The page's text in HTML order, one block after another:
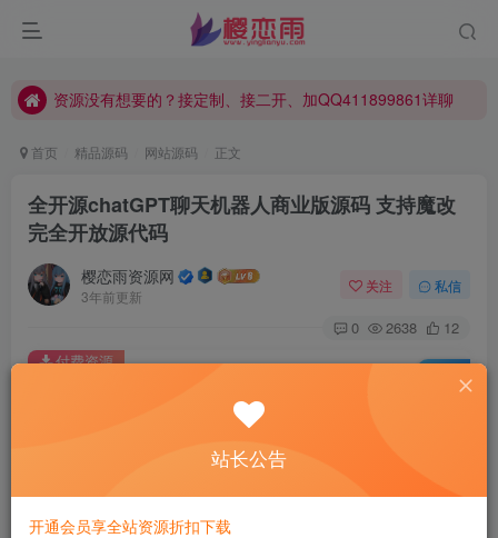
资源没有想要的？接定制、接二开、加QQ411899861详聊
资源没有想要的？接定制、接二开、加QQ411899861详聊
首页 精品源码 网站源码 正文
全开源chatGPT聊天机器人商业版源码 支持魔改
完全开放源代码
樱恋雨资源网
3年前更新
关注 私信
0 2638 12
此内容为付费资源，请付费后查看
5 限时特惠
￥ 10
免费 免费
付费资源 已售 3
站长公告
开通会员享全站资源折扣下载